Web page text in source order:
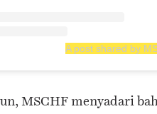
A post shared by
MSCHF menyadari